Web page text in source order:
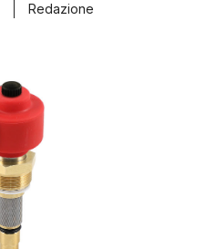
Redazione